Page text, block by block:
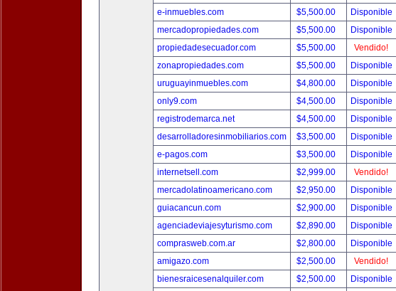
e-inmuebles.com
$5,500.00
Disponible
mercadopropiedades.com
$5,500.00
Disponible
propiedadesecuador.com
$5,500.00
Vendido!
zonapropiedades.com
$5,500.00
Disponible
uruguayinmuebles.com
$4,800.00
Disponible
only9.com
$4,500.00
Disponible
registrodemarca.net
$4,500.00
Disponible
desarrolladoresinmobiliarios.com
$3,500.00
Disponible
e-pagos.com
$3,500.00
Disponible
internetsell.com
$2,999.00
Vendido!
mercadolatinoamericano.com
$2,950.00
Disponible
guiacancun.com
$2,900.00
Disponible
agenciadeviajesyturismo.com
$2,890.00
Disponible
comprasweb.com.ar
$2,800.00
Disponible
amigazo.com
$2,500.00
Vendido!
bienesraicesenalquiler.com
$2,500.00
Disponible